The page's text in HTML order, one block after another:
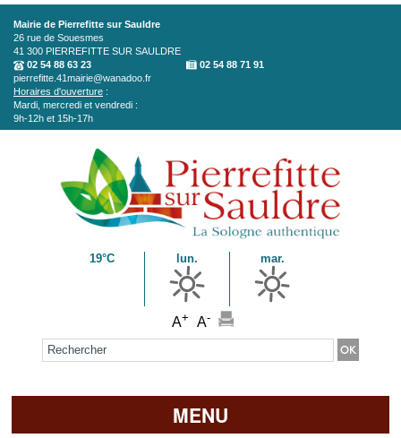
Aller au contenu principal
Mairie de Pierrefitte sur Sauldre
26 rue de Souesmes
41 300 PIERREFITTE SUR SAULDRE
02 54 88 63 23
02 54 88 71 91
pierrefitte.41mairie@wanadoo.fr
Horaires d'ouverture :
Mardi, mercredi et vendredi :
9h-12h et 15h-17h
19°C lun. mar.
A+ A-
Formulaire de recherche
MENU